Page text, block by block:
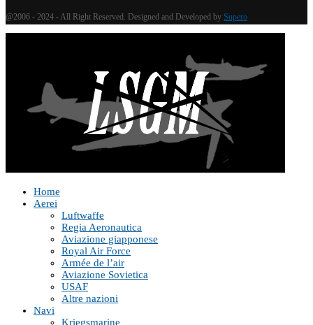
@2006 - 2024 - All Right Reserved. Designed and Developed by Supero
Home
Aerei
Luftwaffe
Regia Aeronautica
Aviazione giapponese
Royal Air Force
Armée de l’air
Aviazione Sovietica
USAF
Altre nazioni
Navi
Kriegsmarine